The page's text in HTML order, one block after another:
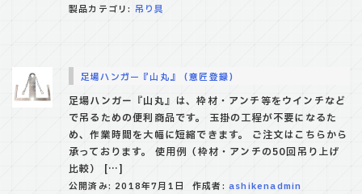
製品カテゴリ: 吊り具
足場ハンガー『山丸』（意匠登録）
足場ハンガー『山丸』は、枠材・アンチ等をウインチなど
で吊るための便利商品です。 玉掛の工程が不要になるた
め、作業時間を大幅に短縮できます。 ご注文はこちらから
承っております。 使用例（枠材・アンチの50回吊り上げ
比較） […]
公開済み: 2018年7月1日 作成者: ashikenadmin